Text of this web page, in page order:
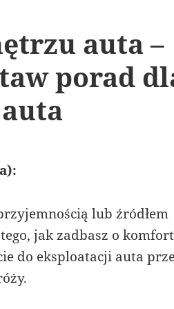
auta –
porad
lub źródłem
jak zadbasz o
do eksploatacji auta